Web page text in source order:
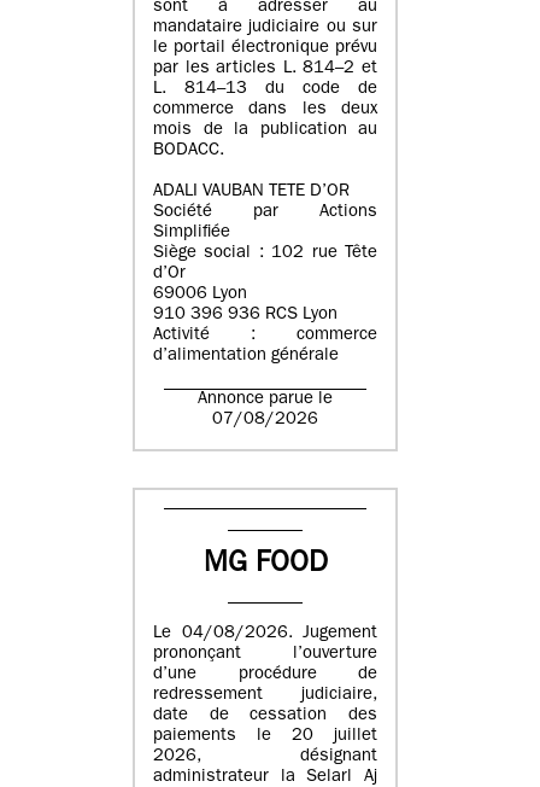
sont à adresser au
mandataire judiciaire ou sur
le portail électronique prévu
par les articles L. 814–2 et
L. 814–13 du code de
commerce dans les deux
mois de la publication au
BODACC.
ADALI VAUBAN TETE D’OR
Société par Actions
Simplifiée
Siège social : 102 rue Tête
d’Or
69006 Lyon
910 396 936 RCS Lyon
Activité : commerce
d’alimentation générale
Annonce parue le
07/08/2026
MG FOOD
Le 04/08/2026. Jugement
prononçant l’ouverture
d’une procédure de
redressement judiciaire,
date de cessation des
paiements le 20 juillet
2026, désignant
administrateur la Selarl Aj